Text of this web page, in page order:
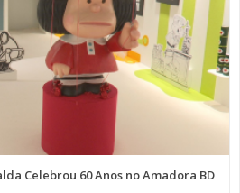
Celebrou 60 Anos no Amadora BD